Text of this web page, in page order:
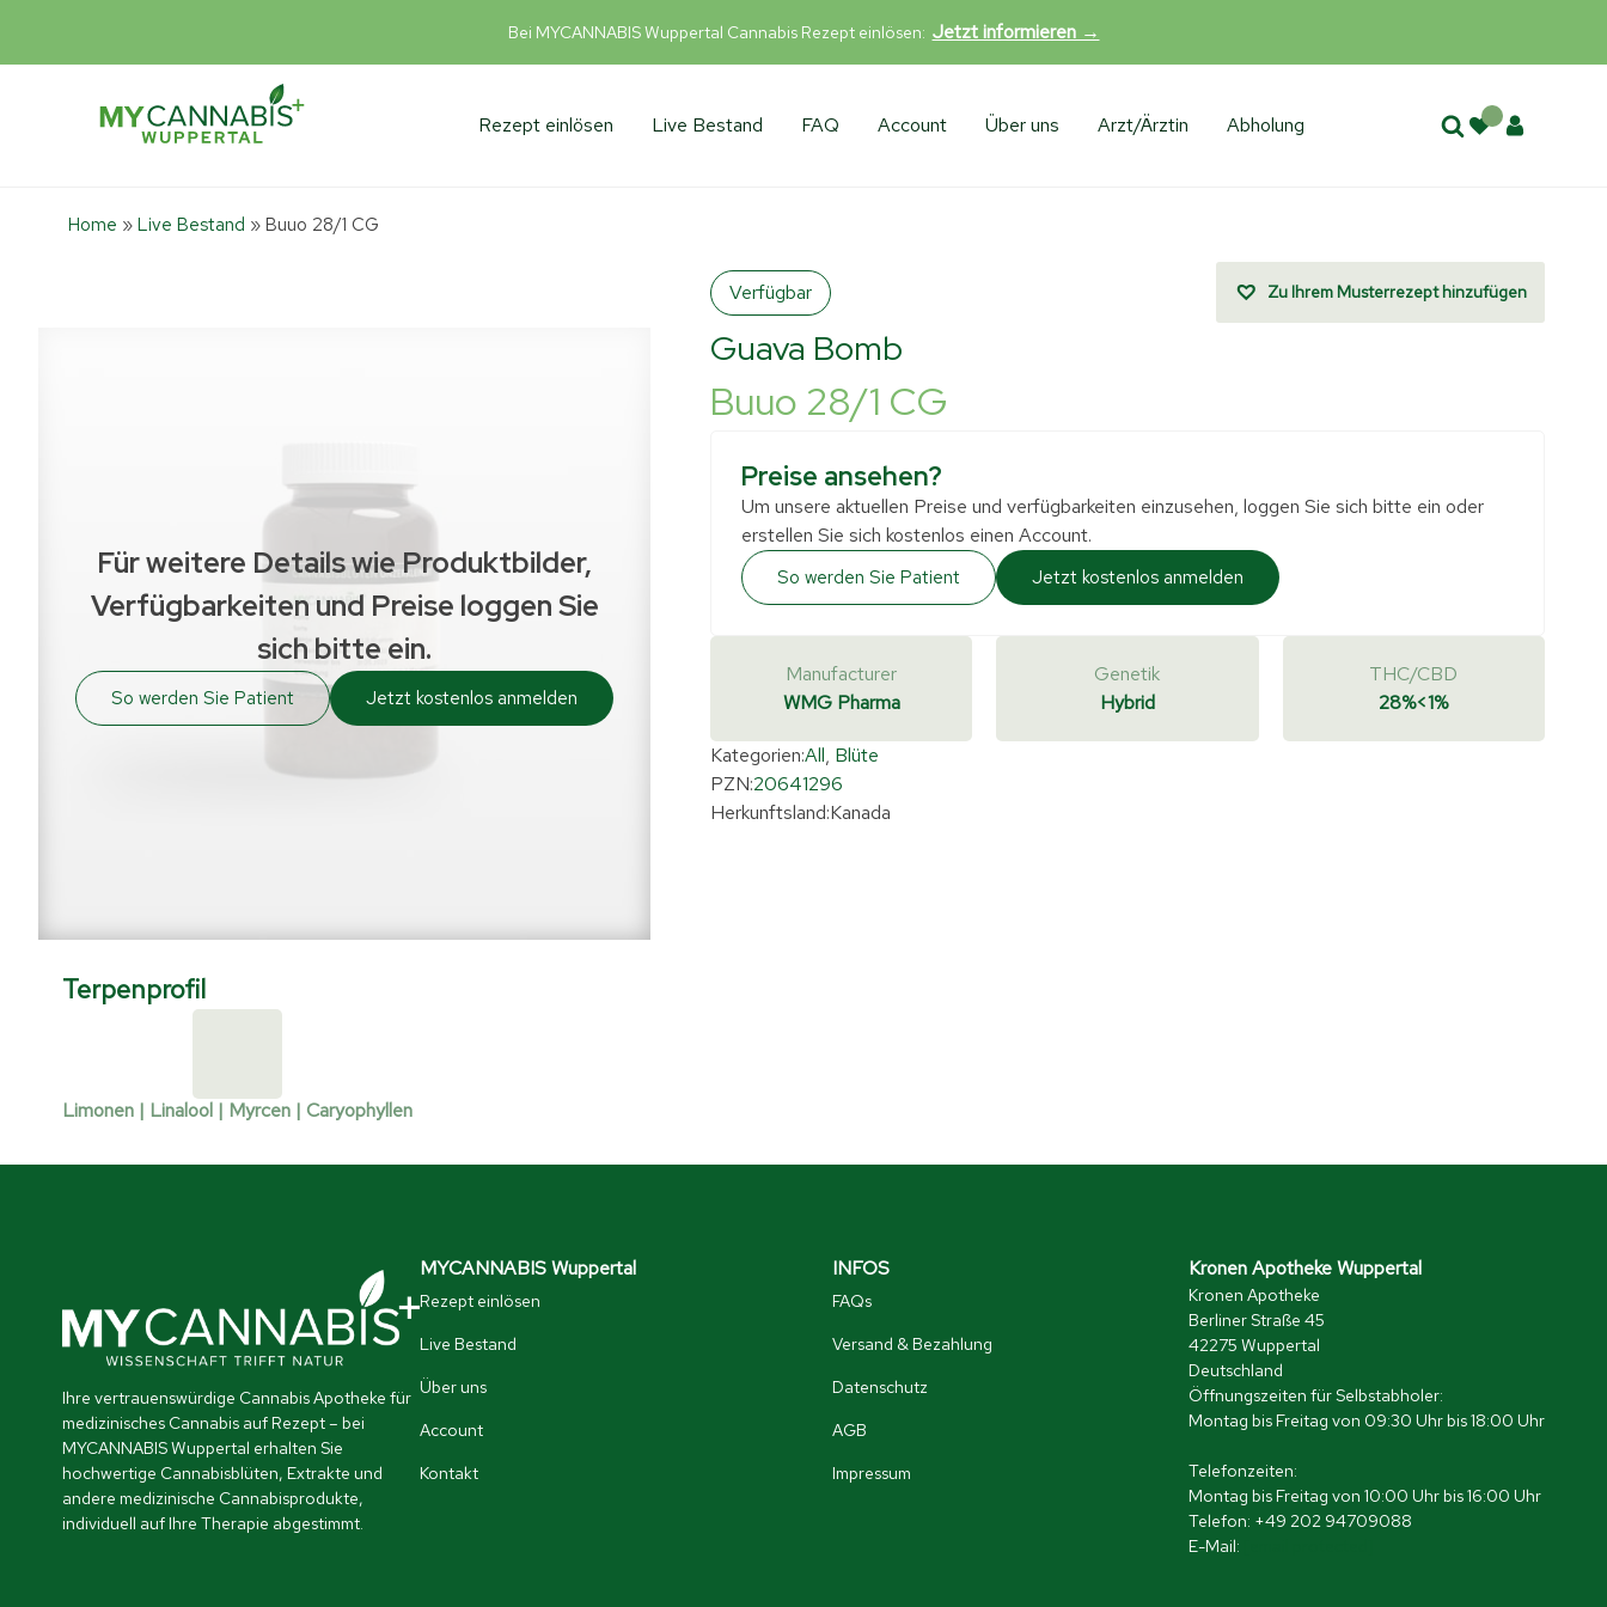
Bei MYCANNABIS Wuppertal Cannabis Rezept einlösen: Jetzt informieren →
Rezept einlösen Live Bestand FAQ Account Über uns Arzt/Ärztin Abholung
Home » Live Bestand » Buuo 28/1 CG
Für weitere Details wie Produktbilder,
Verfügbarkeiten und Preise loggen Sie
sich bitte ein.
So werden Sie Patient Jetzt kostenlos anmelden
Terpenprofil
Limonen | Linalool | Myrcen | Caryophyllen
Verfügbar Zu Ihrem Musterrezept hinzufügen
Guava Bomb
Buuo 28/1 CG
Preise ansehen?
Um unsere aktuellen Preise und verfügbarkeiten einzusehen, loggen Sie sich bitte ein oder
erstellen Sie sich kostenlos einen Account.
So werden Sie Patient Jetzt kostenlos anmelden
Manufacturer
WMG Pharma
Genetik
Hybrid
THC/CBD
28%<1%
Kategorien:All, Blüte
PZN:20641296
Herkunftsland:Kanada
Ihre vertrauenswürdige Cannabis Apotheke für
medizinisches Cannabis auf Rezept – bei
MYCANNABIS Wuppertal erhalten Sie
hochwertige Cannabisblüten, Extrakte und
andere medizinische Cannabisprodukte,
individuell auf Ihre Therapie abgestimmt.
MYCANNABIS Wuppertal
Rezept einlösen
Live Bestand
Über uns
Account
Kontakt
INFOS
FAQs
Versand & Bezahlung
Datenschutz
AGB
Impressum
Kronen Apotheke Wuppertal
Kronen Apotheke
Berliner Straße 45
42275 Wuppertal
Deutschland
Öffnungszeiten für Selbstabholer:
Montag bis Freitag von 09:30 Uhr bis 18:00 Uhr
Telefonzeiten:
Montag bis Freitag von 10:00 Uhr bis 16:00 Uhr
Telefon: +49 202 94709088
E-Mail: